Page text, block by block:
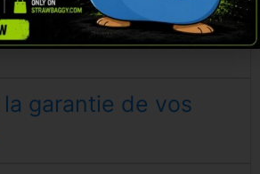
mon
garantie de vos